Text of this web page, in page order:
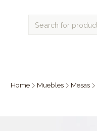
Home Muebles Mesas